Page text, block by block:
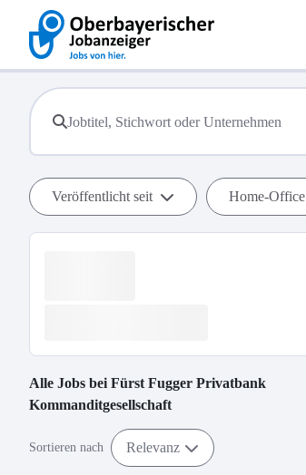
Veröffentlicht seit Home-Office
Alle Jobs bei Fürst Fugger Privatbank
Kommanditgesellschaft
Sortieren nach Relevanz